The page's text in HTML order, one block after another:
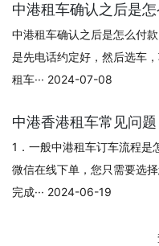
中港租车确认之后是
中港租车确认之后是怎么付
是先电话约定好，然后选车
租车··· 2024-07-08
中港香港租车常见问题
1．一般中港租车订车流程是
微信在线下单，您只需要选
完成··· 2024-06-19